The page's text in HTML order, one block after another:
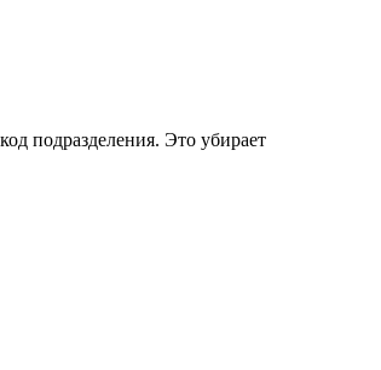
подразделения. Это убирает